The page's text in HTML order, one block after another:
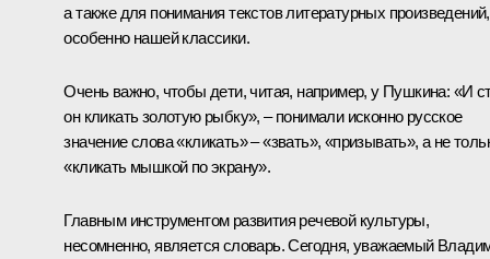
а также для понимания текстов литературных произведений,
особенно нашей классики.
Очень важно, чтобы дети, читая, например, у Пушкина: «И
он кликать золотую рыбку», – понимали исконно русское
значение слова «кликать» – «звать», «призывать», а не
«кликать мышкой по экрану».
Главным инструментом развития речевой культуры,
несомненно, является словарь. Сегодня, уважаемый